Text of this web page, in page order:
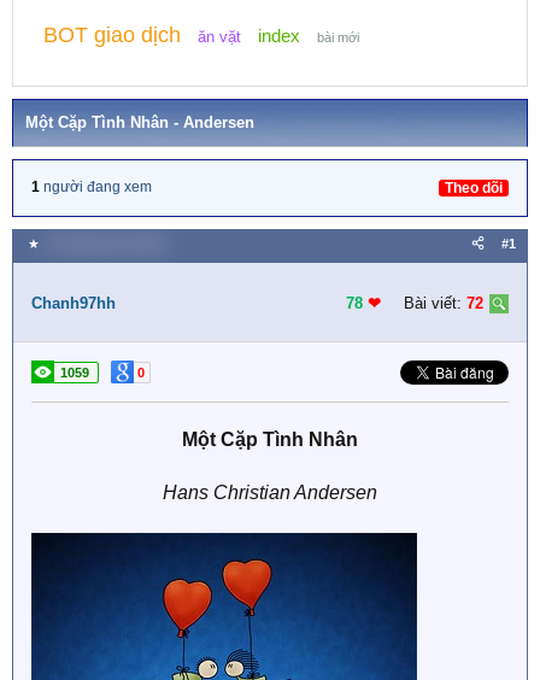
BOT giao dịch ăn vặt index bài mới
Một Cặp Tình Nhân - Andersen
1 người đang xem Theo dõi
★ #1
Chanh97hh 78 ❤︎ Bài viết: 72
1059 0
Một Cặp Tình Nhân
Hans Christian Andersen